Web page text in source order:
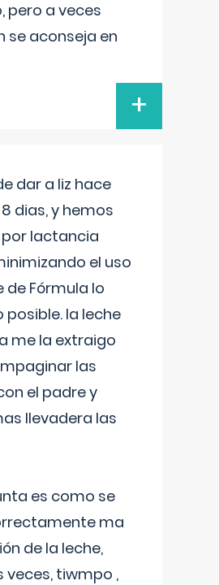
pero a veces
se aconseja en
+
dar a liz hace
dias, y hemos
lactancia
el uso
de Fórmula lo
posible. la leche
me la extraigo
las
el padre y
llevadera las
es como se
ma
de la leche,
veces, tiwmpo ,